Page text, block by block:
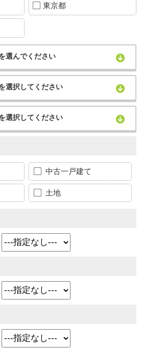
東京都
選んでください
選択してください
選択してください
中古一戸建て
土地